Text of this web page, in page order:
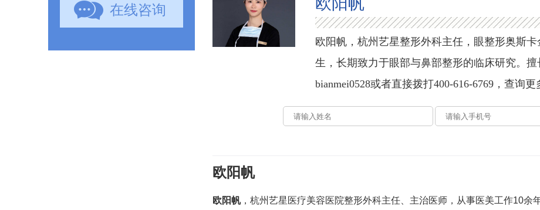
在线咨询
欧阳帆，杭州艺星整形外科主任，眼整形奥斯
生，长期致力于眼部与鼻部整形的临床研究。
bianmei0528或者直接拨打400-616-6769，查询更
欧阳帆
欧阳帆，杭州艺星医疗美容医院整形外科主任、主治医师，从事医美工作10余